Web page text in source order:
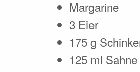
Margarine
3 Eier
175 g
125 ml Sahne